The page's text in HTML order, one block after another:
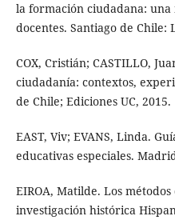
la formación ciudadana:
docentes. Santiago de Chile:
COX, Cristián; CASTILLO,
ciudadanía: contextos,
de Chile; Ediciones UC, 2015.
EAST, Viv; EVANS, Linda.
educativas especiales.
EIROA, Matilde. Los
investigación histórica